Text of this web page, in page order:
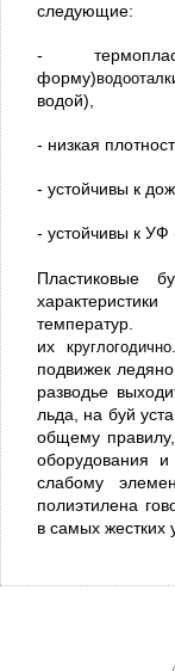
следующие:
-
форму)
водой),
- низкая
- устойчивы к
- устойчивы к УФ
Пластиковые
их круглогодично
подвижек
разводье
льда, на буй
общему
оборудования
слабому
полиэтилена
в самых жестких